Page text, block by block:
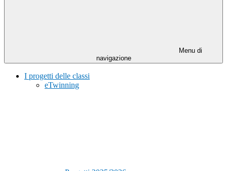
Menu di
navigazione
I progetti delle classi
eTwinning